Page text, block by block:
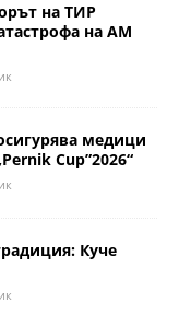
на ТИР
на АМ
медици
Cup”2026“
Куче